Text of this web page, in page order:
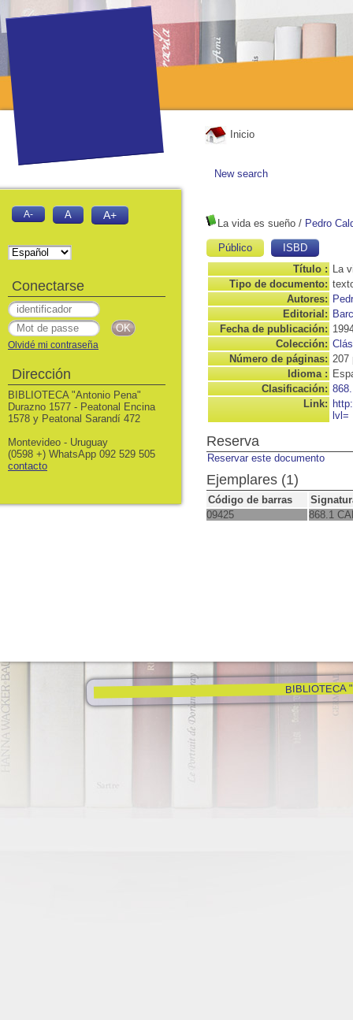
Inicio
New search
La vida es sueño / Pedro
Público
ISBD
Título : La
Tipo de documento:
Autores:
Editorial:
Fecha de publicación:
Colección:
Número de páginas: 207
Idioma :
Clasificación:
Link:
lvl=
Reserva
Reservar este documento
Ejemplares (1)
Código de barras
09425
868.1
BIBLIOTECA
A- A A+
Conectarse
Olvidé mi contraseña
Dirección
BIBLIOTECA "Antonio Pena"
Durazno 1577 - Peatonal Encina
1578 y Peatonal Sarandí 472
Montevideo - Uruguay
(0598 +) WhatsApp 092 529 505
contacto